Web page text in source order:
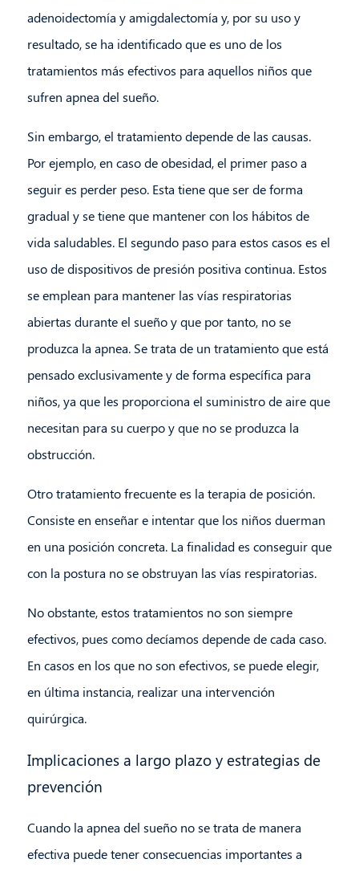
adenoidectomía y amigdalectomía y, por su uso y
resultado, se ha identificado que es uno de los
tratamientos más efectivos para aquellos niños que
sufren apnea del sueño.
Sin embargo, el tratamiento depende de las causas.
Por ejemplo, en caso de obesidad, el primer paso a
seguir es perder peso. Esta tiene que ser de forma
gradual y se tiene que mantener con los hábitos de
vida saludables. El segundo paso para estos casos es el
uso de dispositivos de presión positiva continua. Estos
se emplean para mantener las vías respiratorias
abiertas durante el sueño y que por tanto, no se
produzca la apnea. Se trata de un tratamiento que está
pensado exclusivamente y de forma específica para
niños, ya que les proporciona el suministro de aire que
necesitan para su cuerpo y que no se produzca la
obstrucción.
Otro tratamiento frecuente es la terapia de posición.
Consiste en enseñar e intentar que los niños duerman
en una posición concreta. La finalidad es conseguir que
con la postura no se obstruyan las vías respiratorias.
No obstante, estos tratamientos no son siempre
efectivos, pues como decíamos depende de cada caso.
En casos en los que no son efectivos, se puede elegir,
en última instancia, realizar una intervención
quirúrgica.
Implicaciones a largo plazo y estrategias de
prevención
Cuando la apnea del sueño no se trata de manera
efectiva puede tener consecuencias importantes a